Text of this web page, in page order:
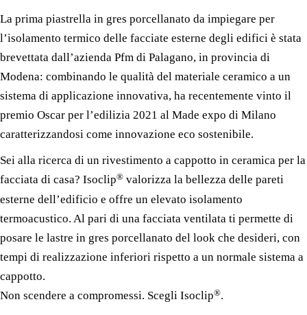
La prima piastrella in gres porcellanato da impiegare per
l’isolamento termico delle facciate esterne degli edifici è stata
brevettata dall’azienda Pfm di Palagano, in provincia di
Modena: combinando le qualità del materiale ceramico a un
sistema di applicazione innovativa, ha recentemente vinto il
premio Oscar per l’edilizia 2021 al Made expo di Milano
caratterizzandosi come innovazione eco sostenibile.
Sei alla ricerca di un rivestimento a cappotto in ceramica per la
facciata di casa? Isoclip® valorizza la bellezza delle pareti
esterne dell’edificio e offre un elevato isolamento
termoacustico. Al pari di una facciata ventilata ti permette di
posare le lastre in gres porcellanato del look che desideri, con
tempi di realizzazione inferiori rispetto a un normale sistema a
cappotto.
Non scendere a compromessi. Scegli Isoclip®.